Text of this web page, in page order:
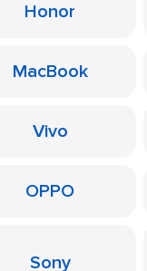
Honor
MacBook
Vivo
OPPO
Sony